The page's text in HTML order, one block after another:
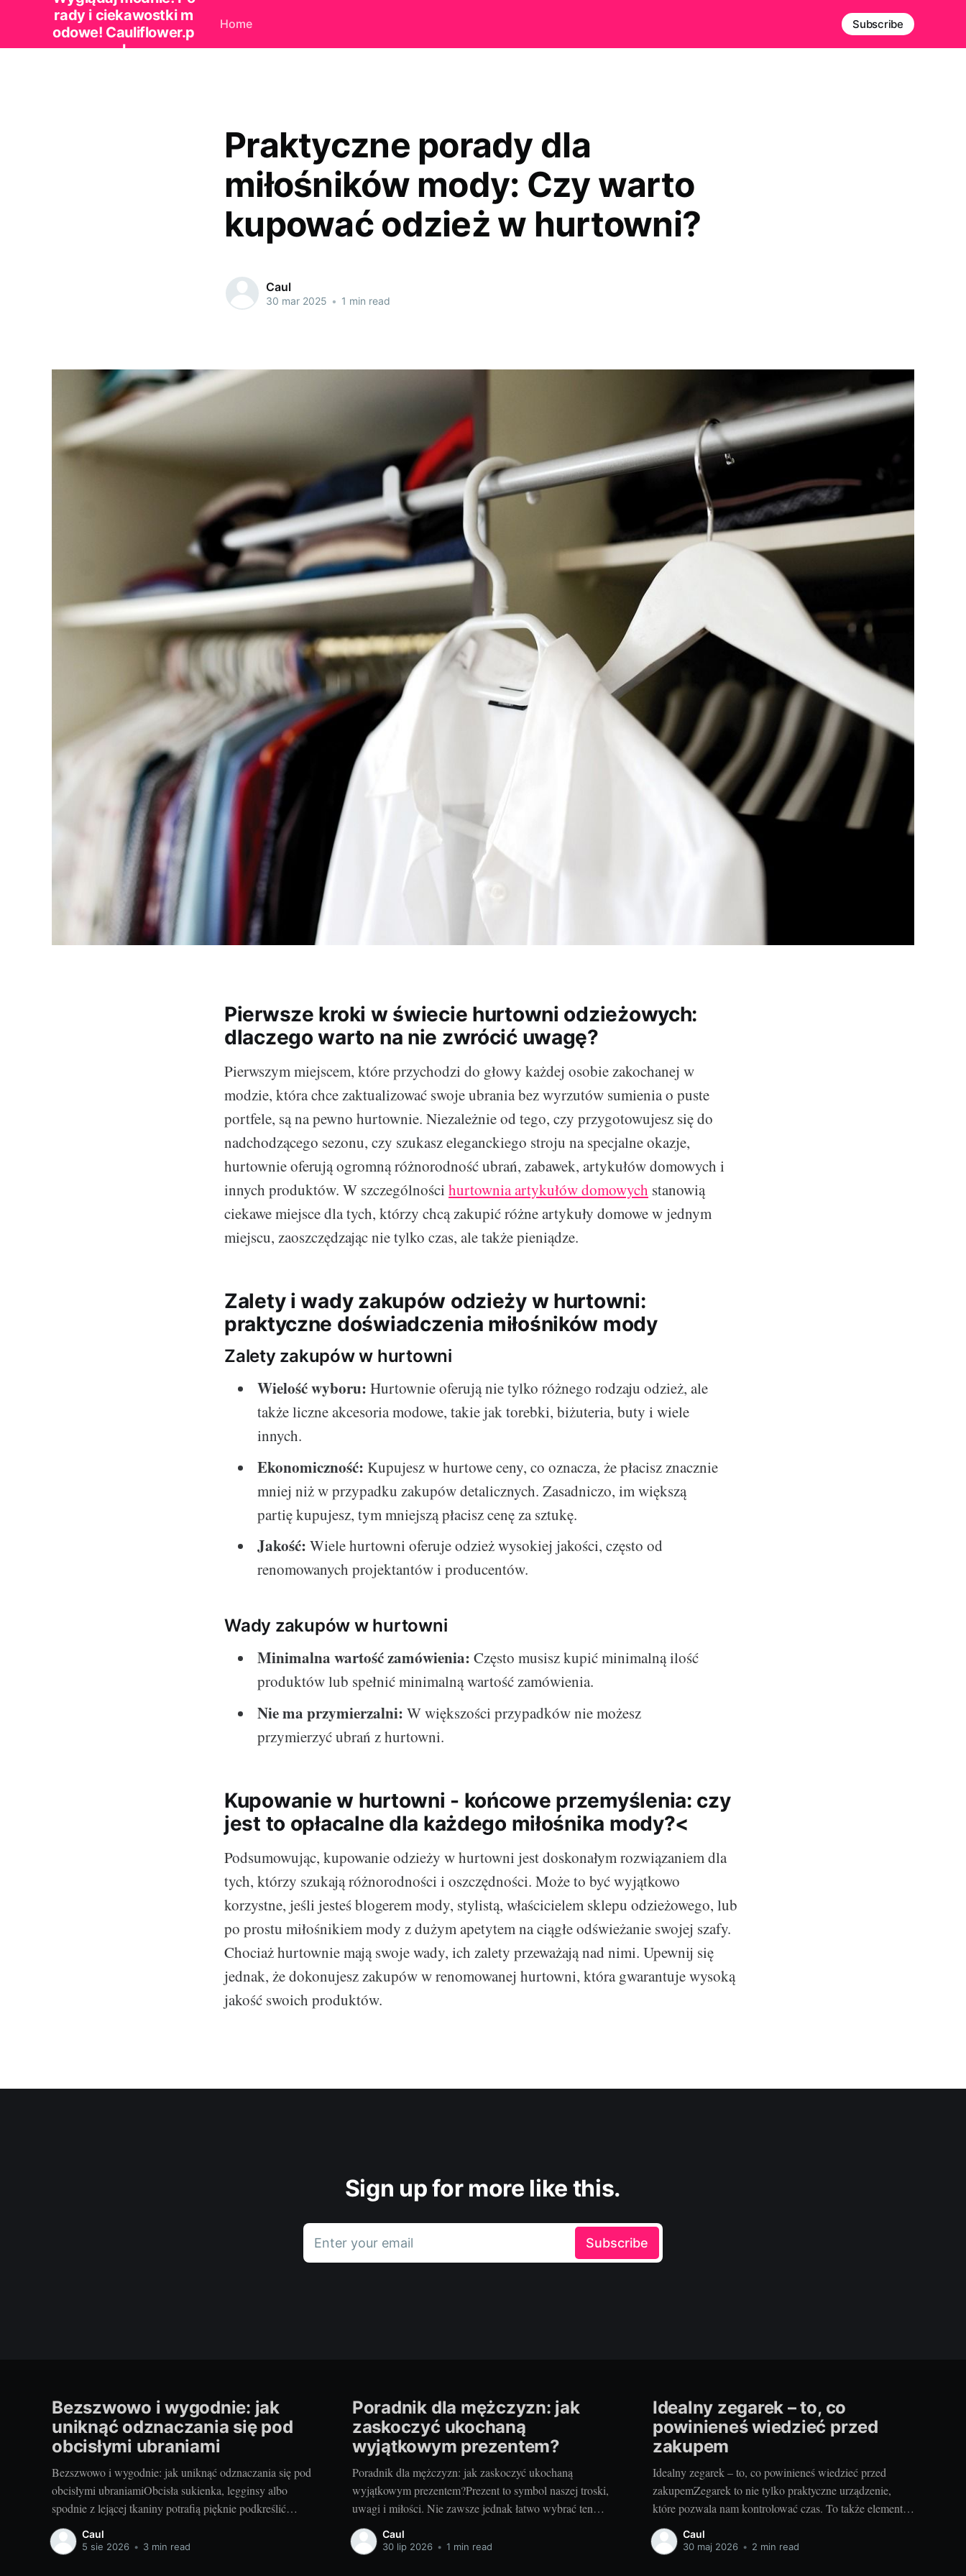
rady i ciekawostki m
odowe! Cauliflower.p
l
Home Subscribe
Praktyczne porady dla
miłośników mody: Czy warto
kupować odzież w hurtowni?
Caul
30 mar 2025 • 1 min read
Pierwsze kroki w świecie hurtowni odzieżowych:
dlaczego warto na nie zwrócić uwagę?
Pierwszym miejscem, które przychodzi do głowy każdej osobie zakochanej w
modzie, która chce zaktualizować swoje ubrania bez wyrzutów sumienia o puste
portfele, są na pewno hurtownie. Niezależnie od tego, czy przygotowujesz się do
nadchodzącego sezonu, czy szukasz eleganckiego stroju na specjalne okazje,
hurtownie oferują ogromną różnorodność ubrań, zabawek, artykułów domowych i
innych produktów. W szczególności hurtownia artykułów domowych stanowią
ciekawe miejsce dla tych, którzy chcą zakupić różne artykuły domowe w jednym
miejscu, zaoszczędzając nie tylko czas, ale także pieniądze.
Zalety i wady zakupów odzieży w hurtowni:
praktyczne doświadczenia miłośników mody
Zalety zakupów w hurtowni
Wielość wyboru: Hurtownie oferują nie tylko różnego rodzaju odzież, ale
także liczne akcesoria modowe, takie jak torebki, biżuteria, buty i wiele
innych.
Ekonomiczność: Kupujesz w hurtowe ceny, co oznacza, że płacisz znacznie
mniej niż w przypadku zakupów detalicznych. Zasadniczo, im większą
partię kupujesz, tym mniejszą płacisz cenę za sztukę.
Jakość: Wiele hurtowni oferuje odzież wysokiej jakości, często od
renomowanych projektantów i producentów.
Wady zakupów w hurtowni
Minimalna wartość zamówienia: Często musisz kupić minimalną ilość
produktów lub spełnić minimalną wartość zamówienia.
Nie ma przymierzalni: W większości przypadków nie możesz
przymierzyć ubrań z hurtowni.
Kupowanie w hurtowni - końcowe przemyślenia: czy
jest to opłacalne dla każdego miłośnika mody?<
Podsumowując, kupowanie odzieży w hurtowni jest doskonałym rozwiązaniem dla
tych, którzy szukają różnorodności i oszczędności. Może to być wyjątkowo
korzystne, jeśli jesteś blogerem mody, stylistą, właścicielem sklepu odzieżowego, lub
po prostu miłośnikiem mody z dużym apetytem na ciągłe odświeżanie swojej szafy.
Chociaż hurtownie mają swoje wady, ich zalety przeważają nad nimi. Upewnij się
jednak, że dokonujesz zakupów w renomowanej hurtowni, która gwarantuje wysoką
jakość swoich produktów.
Sign up for more like this.
Enter your email Subscribe
Bezszwowo i wygodnie: jak
uniknąć odznaczania się pod
obcisłymi ubraniami
Bezszwowo i wygodnie: jak uniknąć odznaczania się pod
obcisłymi ubraniamiObcisła sukienka, legginsy albo
spodnie z lejącej tkaniny potrafią pięknie podkreślić
sylwetkę – o ile pod spodem wszystko jest gładkie. Dziś
podpowiadam, jak ograć temat szwów, gumek i zgrubień
Caul
5 sie 2026 • 3 min read
Poradnik dla mężczyzn: jak
zaskoczyć ukochaną
wyjątkowym prezentem?
Poradnik dla mężczyzn: jak zaskoczyć ukochaną
wyjątkowym prezentem?Prezent to symbol naszej troski,
uwagi i miłości. Nie zawsze jednak łatwo wybrać ten
odpowiedni, który zachwyci ukochaną osobę. Czy jest na
to jakiś sprawdzony przepis? Jak zaskoczyć wyjątkowym
Caul
30 lip 2026 • 1 min read
Idealny zegarek – to, co
powinieneś wiedzieć przed
zakupem
Idealny zegarek – to, co powinieneś wiedzieć przed
zakupemZegarek to nie tylko praktyczne urządzenie,
które pozwala nam kontrolować czas. To także element
stylizacji, który może podkreślać naszą osobowość i
dodawać klasy. Aby jednak wybrać idealny model, warto
Caul
30 maj 2026 • 2 min read